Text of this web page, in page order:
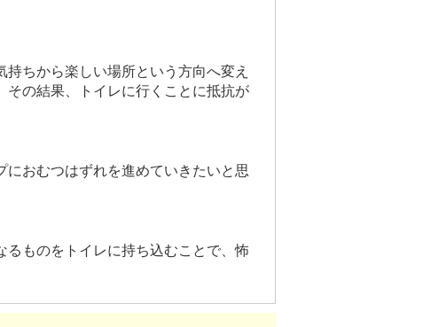
ちから楽しい場所という方向へ変え
その結果、トイレに行くことに抵抗が
おむつはずれを進めていきたいと思
るものをトイレに持ち込むことで、怖